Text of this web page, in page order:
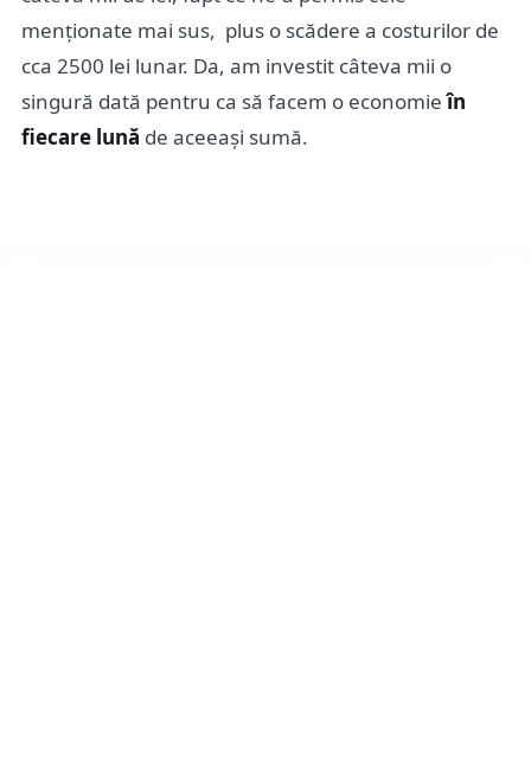
menționate mai sus, plus o scădere a costurilor de
cca 2500 lei lunar. Da, am investit câteva mii o
singură dată pentru ca să facem o economieîn
fiecare lună de aceeași sumă.